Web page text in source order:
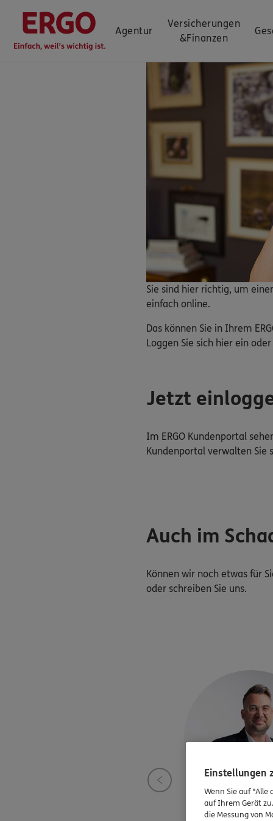
Agentur
Versicherungen
&Finanzen
Sie sind hier richtig, um
einfach online.
Das können Sie in Ihrem
Loggen Sie sich hier ein
Jetzt
Im ERGO Kundenportal
Kundenportal verwalten Sie
Auch im
Können wir noch etwas für
oder schreiben Sie uns.
Einstellungen
Wenn Sie auf "Alle
auf Ihrem Gerät
die Messung von